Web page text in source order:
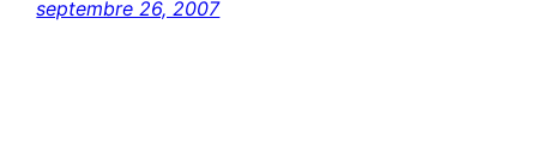
septembre 26, 2007